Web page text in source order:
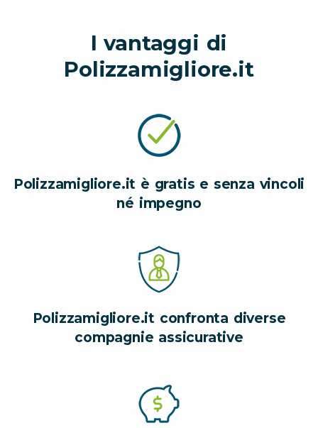
I vantaggi di
Polizzamigliore.it
Polizzamigliore.it è gratis e senza vincoli
né impegno
Polizzamigliore.it confronta diverse
compagnie assicurative